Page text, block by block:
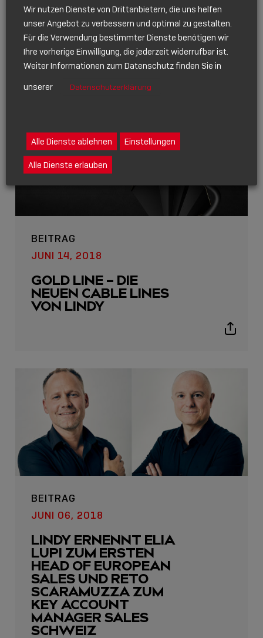
INDUSTRIE-
ANWENDUNGEN –
LINDYS NEUE
ANTHRA LINE
BEITRAG
JUNI 14, 2018
GOLD LINE – DIE
NEUEN CABLE LINES
VON LINDY
Show
BEITRAG
JUNI 06, 2018
LINDY ERNENNT ELIA
LUPI ZUM ERSTEN
HEAD OF EUROPEAN
SALES UND RETO
SCARAMUZZA ZUM
KEY ACCOUNT
MANAGER SALES
SCHWEIZ
Wir nutzen Dienste von Drittanbietern, die uns helfen
unser Angebot zu verbessern und optimal zu gestalten.
Für die Verwendung bestimmter Dienste benötigen wir
Ihre vorherige Einwilligung, die jederzeit widerrufbar ist.
Weiter Informationen zum Datenschutz finden Sie in
unserer
Datenschutzerklärung
Alle Dienste ablehnen Einstellungen
Alle Dienste erlauben